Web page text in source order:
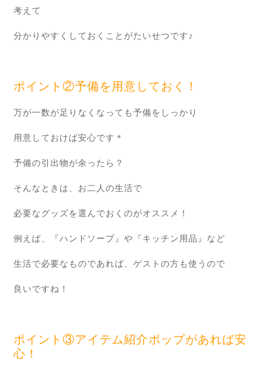
考えて
分かりやすくしておくことがたいせつです♪
ポイント②予備を用意しておく！
万が一数が足りなくなっても予備をしっかり
用意しておけば安心です＊
予備の引出物が余ったら？
そんなときは、お二人の生活で
必要なグッズを選んでおくのがオススメ！
例えば、『ハンドソープ』や『キッチン用品』など
生活で必要なものであれば、ゲストの方も使うので
良いですね！
ポイント③アイテム紹介ポップがあれば安
心！